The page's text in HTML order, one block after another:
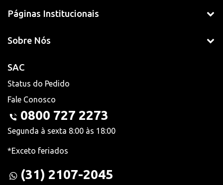
Páginas Institucionais
Sobre Nós
SAC
Status do Pedido
Fale Conosco
0800 727 2273
Segunda à sexta 8:00 às 18:00
*Exceto feriados
(31) 2107-2045